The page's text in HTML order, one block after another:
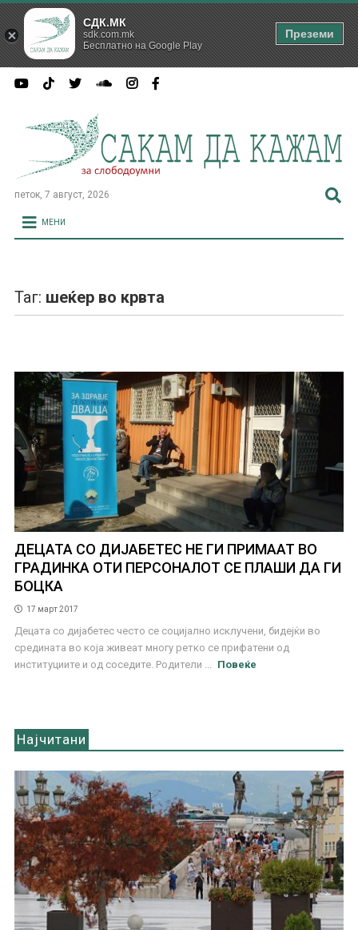
петок, 7 август, 2026
МЕНИ
Таг: шеќер во крвта
ДЕЦАТА СО ДИЈАБЕТЕС НЕ ГИ ПРИМААТ ВО
ГРАДИНКА ОТИ ПЕРСОНАЛОТ СЕ ПЛАШИ ДА ГИ
БОЦКА
17 март 2017
Децата со дијабетес често се социјално исклучени, бидејќи во
средината во која живеат многу ретко се прифатени од
институциите и од соседите. Родители ...
Повеќе
Најчитани
СДК.МК
sdk.com.mk
Бесплатно на Google Play
Преземи